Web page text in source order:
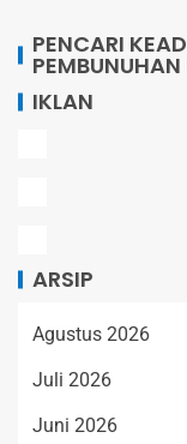
PENCARI
IKLAN
ARSIP
Agustus 2026
Juli 2026
Juni 2026